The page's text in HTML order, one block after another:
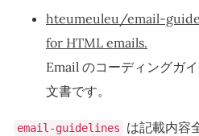
hteumeuleu/email-
for HTML emails.
Email のコーディングガ
文書です。
email-guidelines
は記載内容